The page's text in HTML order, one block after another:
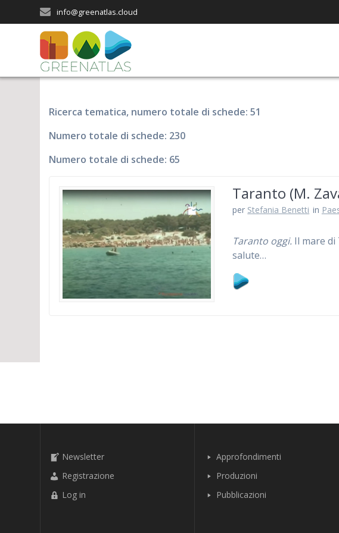
al
contenuto
info@greenatlas.cloud
Ricerca tematica, numero totale di schede: 51
Numero totale di schede: 230
Numero totale di schede: 65
Taranto (M.
per Stefania Benetti in
Taranto oggi. Il mare
salute…
Newsletter
Registrazione
Log in
Approfondimenti
Produzioni
Pubblicazioni